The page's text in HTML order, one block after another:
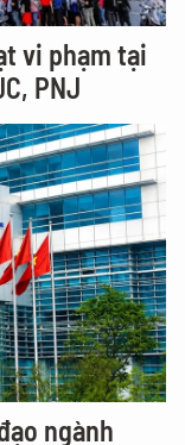
vi phạm tại
PNJ
ngành